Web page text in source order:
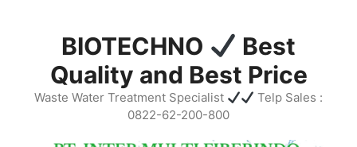
BIOTECHNO
Best
Quality and Best Price
Waste Water Treatment Specialist
Telp Sales :
0822-62-200-800